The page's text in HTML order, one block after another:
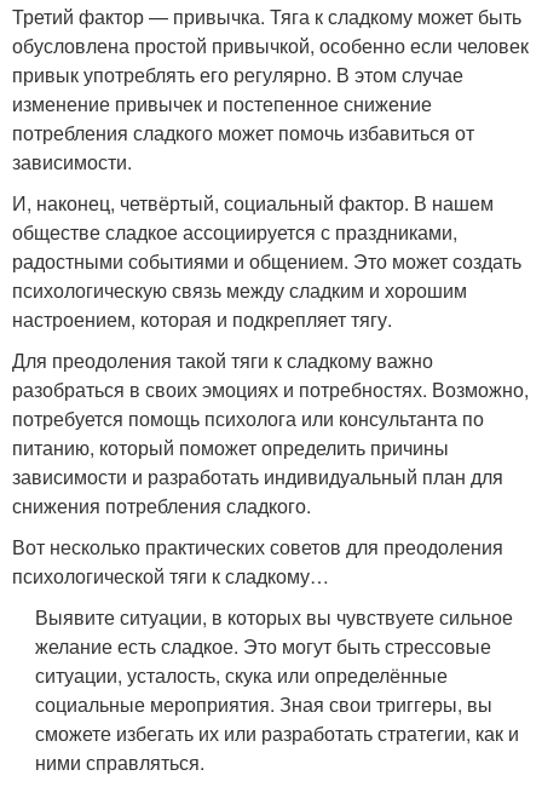
Третий фактор — привычка. Тяга к сладкому может быть
обусловлена простой привычкой, особенно если человек
привык употреблять его регулярно. В этом случае
изменение привычек и постепенное снижение
потребления сладкого может помочь избавиться от
зависимости.
И, наконец, четвёртый, социальный фактор. В нашем
обществе сладкое ассоциируется с праздниками,
радостными событиями и общением. Это может создать
психологическую связь между сладким и хорошим
настроением, которая и подкрепляет тягу.
Для преодоления такой тяги к сладкому важно
разобраться в своих эмоциях и потребностях. Возможно,
потребуется помощь психолога или консультанта по
питанию, который поможет определить причины
зависимости и разработать индивидуальный план для
снижения потребления сладкого.
Вот несколько практических советов для преодоления
психологической тяги к сладкому…
Выявите ситуации, в которых вы чувствуете сильное
желание есть сладкое. Это могут быть стрессовые
ситуации, усталость, скука или определённые
социальные мероприятия. Зная свои триггеры, вы
сможете избегать их или разработать стратегии, как и
ними справляться.